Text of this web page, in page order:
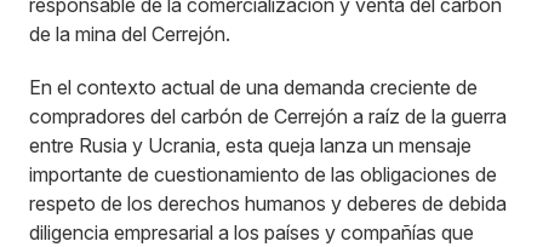
responsable de la comercialización y venta del carbón
de la mina del Cerrejón.
En el contexto actual de una demanda creciente de
compradores del carbón de Cerrejón a raíz de la guerra
entre Rusia y Ucrania, esta queja lanza un mensaje
importante de cuestionamiento de las obligaciones de
respeto de los derechos humanos y deberes de debida
diligencia empresarial a los países y compañías que